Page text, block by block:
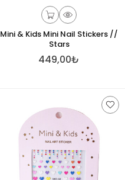
Mini & Kids Mini Nail Stickers //
Stars
449,00₺